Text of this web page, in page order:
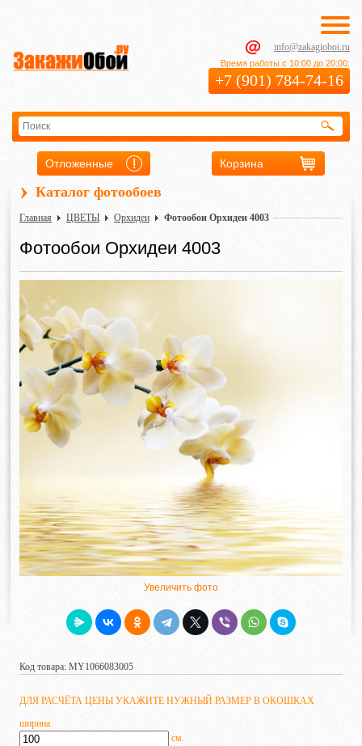
info@zakagioboi.ru
Время работы с 10:00 до 20:00:
+7 (901) 784-74-16
Отложенные Корзина
› Каталог фотообоев
Главная ЦВЕТЫ Орхидеи Фотообои Орхидеи 4003
Фотообои Орхидеи 4003
Увеличить фото
Код товара: MY1066083005
ДЛЯ РАСЧЁТА ЦЕНЫ УКАЖИТЕ НУЖНЫЙ РАЗМЕР В ОКОШКАХ
ширина
см.